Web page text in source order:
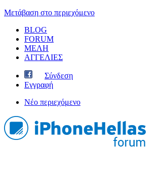
Μετάβαση στο περιεχόμενο
BLOG
FORUM
ΜΕΛΗ
ΑΓΓΕΛΙΕΣ
Σύνδεση
Εγγραφή
Νέο περιεχόμενο